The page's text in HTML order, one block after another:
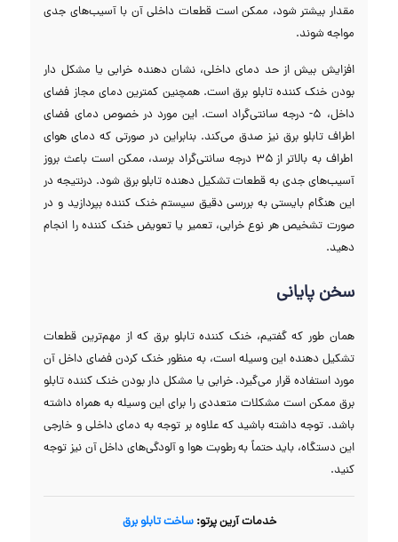
مقدار بیشتر شود، ممکن است قطعات داخلی آن با آسیب‌های جدی
مواجه شوند.
افزایش بیش از حد دمای داخلی، نشان دهنده خرابی یا مشکل دار
بودن خنک کننده تابلو برق است. همچنین کمترین دمای مجاز فضای
داخل، ۵- درجه سانتی‌گراد است. این مورد در خصوص دمای فضای
اطراف تابلو برق نیز صدق می‌کند. بنابراین در صورتی که دمای هوای
اطراف به بالاتر از ۳۵ درجه سانتی‌گراد برسد، ممکن است باعث بروز
آسیب‌های جدی به قطعات تشکیل دهنده تابلو برق شود. درنتیجه در
این هنگام بایستی به بررسی دقیق سیستم خنک کننده بپردازید و در
صورت تشخیص هر نوع خرابی، تعمیر یا تعویض خنک کننده را انجام
دهید.
سخن پایانی
همان طور که گفتیم، خنک کننده تابلو برق که از مهم‌ترین قطعات
تشکیل دهنده این وسیله است، به منظور خنک کردن فضای داخل آن
مورد استفاده قرار می‌گیرد. خرابی یا مشکل دار بودن خنک کننده تابلو
برق ممکن است مشکلات متعددی را برای این وسیله به همراه داشته
باشد. توجه داشته باشید که علاوه بر توجه به دمای داخلی و خارجی
این دستگاه، باید حتماً به رطوبت هوا و آلودگی‌های داخل آن نیز توجه
کنید.
خدمات آرین پرتو:ساخت تابلو برق